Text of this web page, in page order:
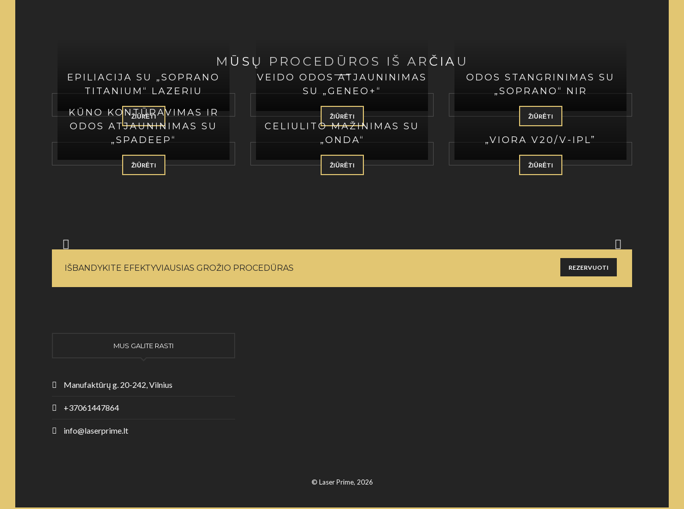
MŪSŲ PROCEDŪROS IŠ ARČIAU
EPILIACIJA SU „SOPRANO
TITANIUM“ LAZERIU
ŽIŪRĖTI
VEIDO ODOS ATJAUNINIMAS
SU „GENEO+“
ŽIŪRĖTI
ODOS STANGRINIMAS SU
„SOPRANO“ NIR
ŽIŪRĖTI
KŪNO KONTŪRAVIMAS IR
ODOS ATJAUNINIMAS SU
„SPADEEP“
ŽIŪRĖTI
CELIULITO MAŽINIMAS SU
„ONDA“
ŽIŪRĖTI
„VIORA V20/V-IPL”
ŽIŪRĖTI
sudėtinga rasti laisvesnę minutę. Anksčiau epiliacija man trukdavo apie 40 min, o dabar - tik 10 min.
IŠBANDYKITE EFEKTYVIAUSIAS GROŽIO PROCEDŪRAS REZERVUOTI
MUS GALITE RASTI
Manufaktūrų g. 20-242, Vilnius
+37061447864
info@laserprime.lt
© Laser Prime, 2026